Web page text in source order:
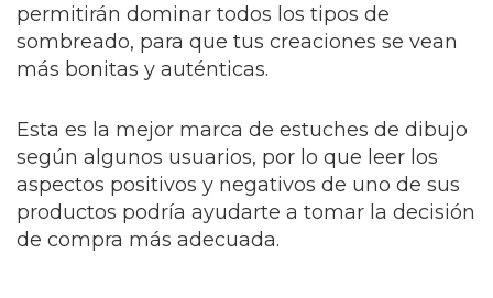
permitirán dominar todos los tipos de
sombreado, para que tus creaciones se vean
más bonitas y auténticas.
Esta es la mejor marca de estuches de dibujo
según algunos usuarios, por lo que leer los
aspectos positivos y negativos de uno de sus
productos podría ayudarte a tomar la decisión
de compra más adecuada.